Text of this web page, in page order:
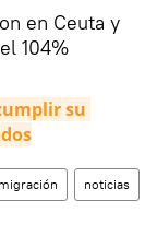
en Ceuta y
104%
su
migración noticias